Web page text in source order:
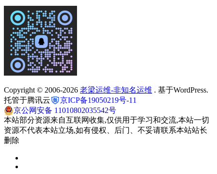
Copyright © 2006-2026 老梁运维-非知名运维 . 基于WordPress.
托管于腾讯云
京ICP备19050219号-11
京公网安备 11010802035542号
本站部分资源来自互联网收集,仅供用于学习和交流,本站一切
资源不代表本站立场,如有侵权、后门、不妥请联系本站站长
删除